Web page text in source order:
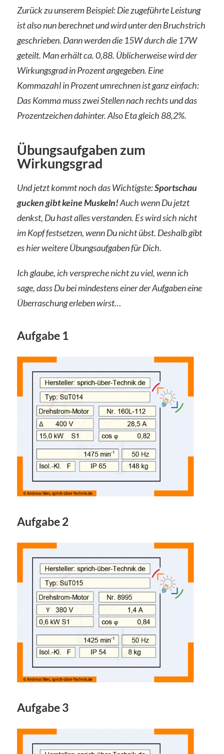
Zurück zu unserem Beispiel: Die zugeführte Leistung
ist also nun berechnet und wird unter den Bruchstrich
geschrieben. Dann werden die 15W durch die 17W
geteilt. Man erhält ca. 0,88. Üblicherweise wird der
Wirkungsgrad in Prozent angegeben. Eine
Kommazahl in Prozent umrechnen ist ganz einfach:
Das Komma muss zwei Stellen nach rechts und das
Prozentzeichen dahinter. Also Eta gleich 88,2%.
Übungsaufgaben zum
Wirkungsgrad
Und jetzt kommt noch das Wichtigste:Sportschau
gucken gibt keine Muskeln!Auch wenn Du jetzt
denkst, Du hast alles verstanden. Es wird sich nicht
im Kopf festsetzen, wenn Du nicht übst. Deshalb gibt
es hier weitere Übungsaufgaben für Dich.
Ich glaube, ich verspreche nicht zu viel, wenn ich
sage, dass Du bei mindestens einer der Aufgaben eine
Überraschung erleben wirst…
Aufgabe 1
Aufgabe 2
Aufgabe 3